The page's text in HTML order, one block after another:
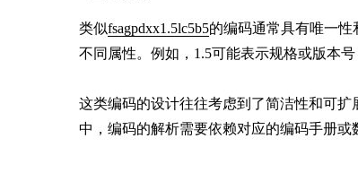
类似fsagpdxx1.5lc5b5的编码通常具有唯一
不同属性。例如，1.5可能表示规格或版本号
这类编码的设计往往考虑到了简洁性和可
中，编码的解析需要依赖对应的编码手册或